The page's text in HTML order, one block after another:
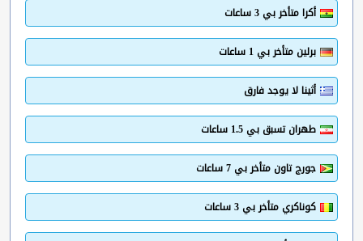
أكرا متأخر بي 3 ساعات
برلين متأخر بي 1 ساعات
أثينا لا يوجد فارق
طهران تسبق بي 1.5 ساعات
جورج تاون متأخر بي 7 ساعات
كوناكري متأخر بي 3 ساعات